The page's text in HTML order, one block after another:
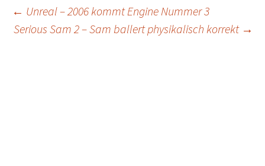
Post
← Unreal – 2006 kommt Engine Nummer 3
Serious Sam 2 – Sam ballert physikalisch korrekt →